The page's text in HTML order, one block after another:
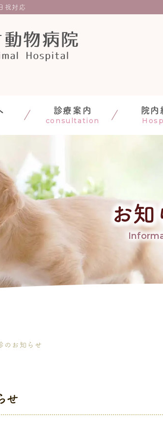
祝対応
診療案内
consultation
院内
お知
のお知らせ
せ